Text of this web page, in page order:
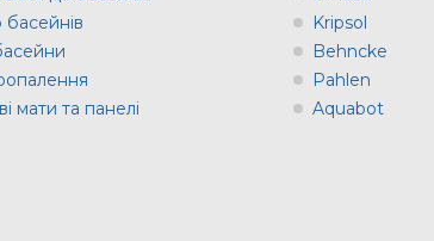
басейнів
мати та панелі
Kripsol
Behncke
Pahlen
Aquabot